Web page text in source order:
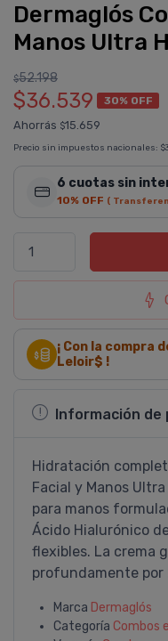
Dermaglós
Manos Ultra
$52.198
$36.539 30% OFF
Ahorrás $15.659
Precio sin impuestos nacionales:
6 cuotas sin
10% OFF (
¡ Con la compra
Leloir$ !
Información de
Hidratación
Facial y Manos
para manos
Ácido Hialurónico
flexibles. La crema
profundamente por
Marca Dermaglós
Categoría Combos